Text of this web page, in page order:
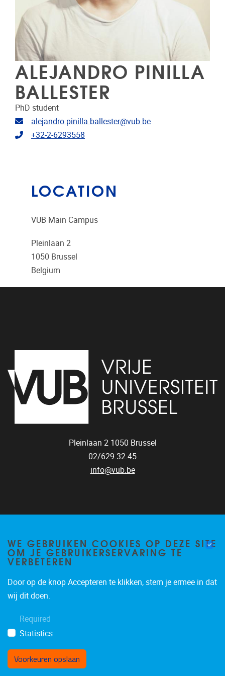
ALEJANDRO PINILLA
BALLESTER
PhD student
Email address
alejandro.pinilla.ballester@vub.be
Telephone
+32-2-6293558
LOCATION
VUB Main Campus
Pleinlaan 2
1050 Brussel
Belgium
Pleinlaan 2 1050 Brussel
02/629.32.45
info@vub.be
Research
Publications
Technology platform
For industry
Contact
WE GEBRUIKEN COOKIES OP DEZE SITE
OM JE GEBRUIKERSERVARING TE
VERBETEREN
Door op de knop Accepteren te klikken, stem je ermee in dat
wij dit doen.
Required
Statistics
Voorkeuren opslaan